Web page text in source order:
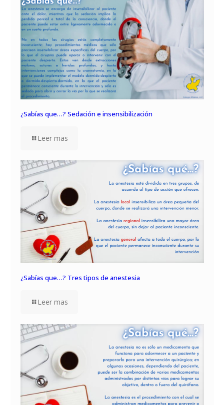
¿Sabías que…? Sedación e insensibilización
Leer mas
¿Sabías que…? Tres tipos de anestesia
Leer mas